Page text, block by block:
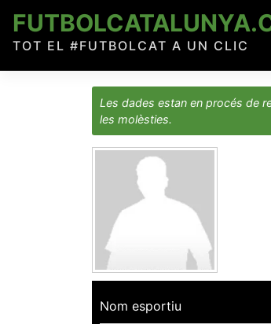
content
TOT EL #FUTBOLCAT A UN CLIC
Les dades estan en procés de
les molèsties.
Nom esportiu